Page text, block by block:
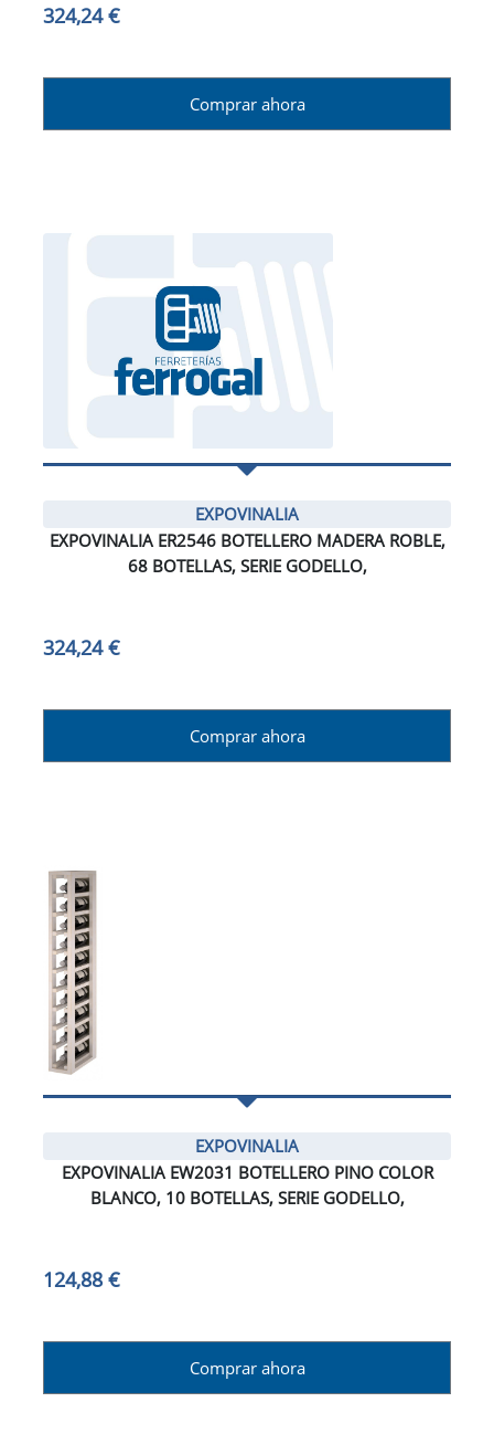
324,24 €
Comprar ahora
EXPOVINALIA
EXPOVINALIA ER2546 BOTELLERO MADERA ROBLE,
68 BOTELLAS, SERIE GODELLO,
324,24 €
Comprar ahora
EXPOVINALIA
EXPOVINALIA EW2031 BOTELLERO PINO COLOR
BLANCO, 10 BOTELLAS, SERIE GODELLO,
124,88 €
Comprar ahora